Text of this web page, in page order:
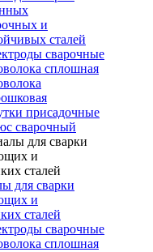
и
сталей
сварочные
сплошная
присадочные
сварочный
для сварки
и
сталей
сварочные
сплошная